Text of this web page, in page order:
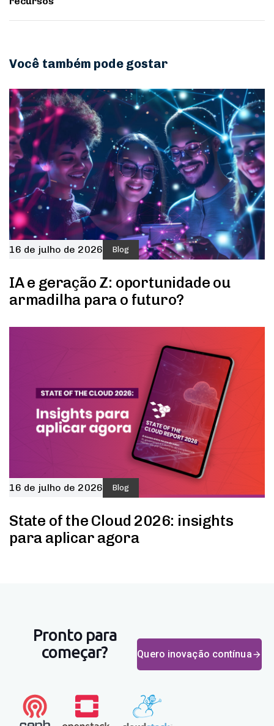
Você também pode gostar
16 de julho de 2026 Blog
IA e geração Z: oportunidade ou
armadilha para o futuro?
16 de julho de 2026 Blog
State of the Cloud 2026: insights
para aplicar agora
Pronto para
começar?
Quero inovação contínua